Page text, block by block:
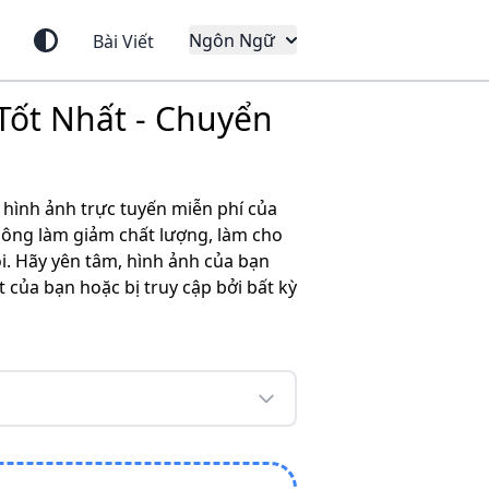
Bài Viết Ngôn Ngữ
Nhất - Chuyển
ảnh trực tuyến miễn phí của
làm giảm chất lượng, làm cho
Hãy yên tâm, hình ảnh của bạn
bạn hoặc bị truy cập bởi bất kỳ